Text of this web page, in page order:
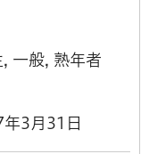
, 一般, 熟年者
3月31日